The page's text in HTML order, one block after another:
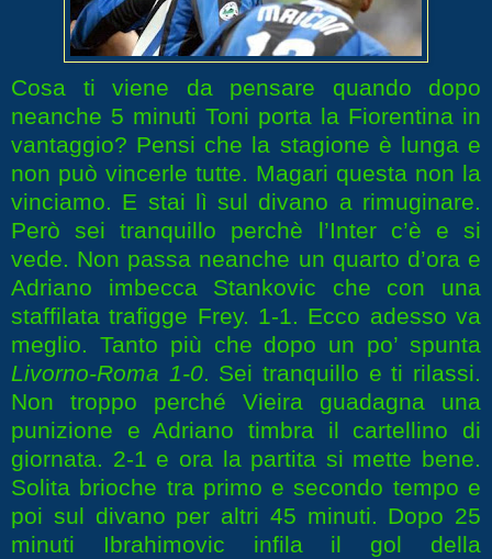
Cosa ti viene da pensare quando dopo
neanche 5 minuti Toni porta la Fiorentina in
vantaggio? Pensi che la stagione è lunga e
non può vincerle tutte. Magari questa non la
vinciamo. E stai lì sul divano a rimuginare.
Però sei tranquillo perchè l’Inter c’è e si
vede. Non passa neanche un quarto d’ora e
Adriano imbecca Stankovic che con una
staffilata trafigge Frey. 1-1. Ecco adesso va
meglio. Tanto più che dopo un po’ spunta
Livorno-Roma 1-0. Sei tranquillo e ti rilassi.
Non troppo perché Vieira guadagna una
punizione e Adriano timbra il cartellino di
giornata. 2-1 e ora la partita si mette bene.
Solita brioche tra primo e secondo tempo e
poi sul divano per altri 45 minuti. Dopo 25
minuti Ibrahimovic infila il gol della